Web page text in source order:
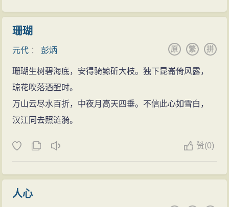
珊瑚
元代 ：彭炳 拼
繁
原
珊瑚生树碧海底，安得骑鲸斫大枝。独下昆崙倚风露，
琼花吹落酒醒时。
万山云尽水百折，中夜月高天四垂。不信此心如雪白，
汉江同去照涟漪。
赞(0)
人心